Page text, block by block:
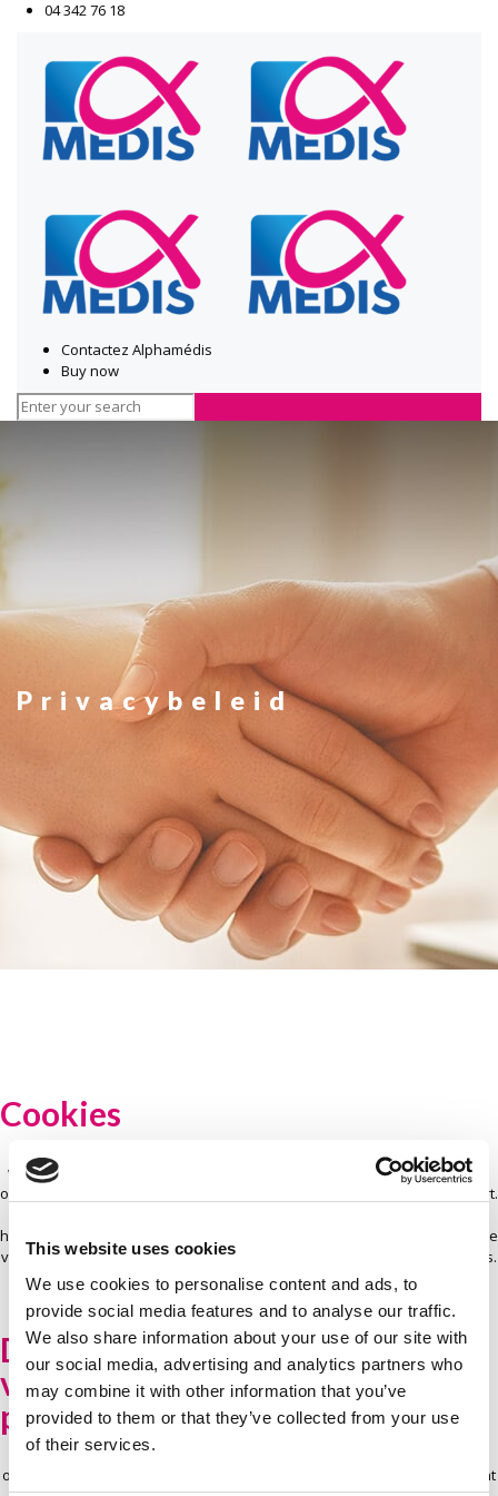
This website uses cookies
We use cookies to personalise content and ads, to
provide social media features and to analyse our traffic.
We also share information about your use of our site with
our social media, advertising and analytics partners who
may combine it with other information that you’ve
provided to them or that they’ve collected from your use
of their services.
04 342 76 18
Contactez Alphamédis
Buy now
Privacybeleid
Cookies
wanneer u onze website bezoekt. Als u verdergaat met het gebruik van
onze website, gaan wij ervan uit dat u het gebruik van cookies accepteert.
hoe u als bezoeker onze website gebruikt. Het doel is om onze website te
verbeteren en beter aan te passen aan de behoeften van de bezoekers.
Wij verzamelen geen persoonlijke gegevens. Wij bewaren deze
gegevens gedurende een periode van 38 maanden.
Doelstellingen van de
verwerking van
persoonsgegevens
Ons bedrijf verbindt zich ertoe uw privacy te respecteren wanneer u
onze website bezoekt. Wij zijn ons er van bewust dat u veel belang hecht